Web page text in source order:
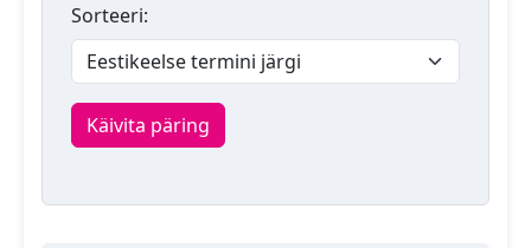
Sorteeri:
Käivita päring